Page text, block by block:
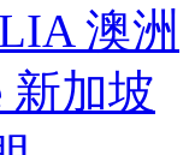
澳洲
新加坡